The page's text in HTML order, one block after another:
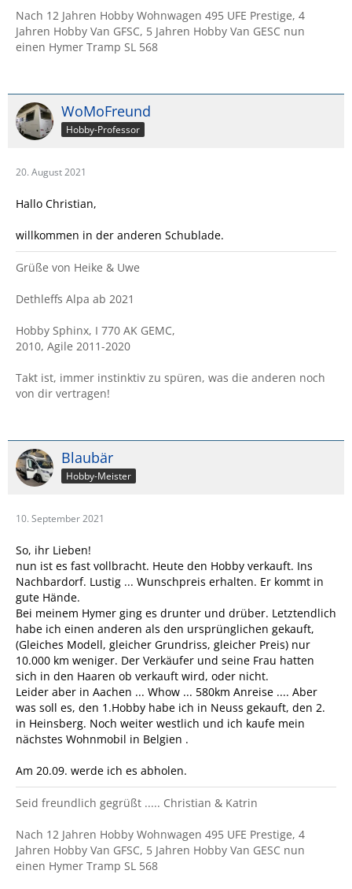
Nach 12 Jahren Hobby Wohnwagen 495 UFE Prestige, 4
Jahren Hobby Van GFSC, 5 Jahren Hobby Van GESC nun
einen Hymer Tramp SL 568
WoMoFreund
Hobby-Professor
20. August 2021
Hallo Christian,
willkommen in der anderen Schublade.
Grüße von Heike & Uwe
Dethleffs Alpa ab 2021
Hobby Sphinx, I 770 AK GEMC,
2010, Agile 2011-2020
Takt ist, immer instinktiv zu spüren, was die anderen noch
von dir vertragen!
Blaubär
Hobby-Meister
10. September 2021
So, ihr Lieben!
nun ist es fast vollbracht. Heute den Hobby verkauft. Ins
Nachbardorf. Lustig ... Wunschpreis erhalten. Er kommt in
gute Hände.
Bei meinem Hymer ging es drunter und drüber. Letztendlich
habe ich einen anderen als den ursprünglichen gekauft,
(Gleiches Modell, gleicher Grundriss, gleicher Preis) nur
10.000 km weniger. Der Verkäufer und seine Frau hatten
sich in den Haaren ob verkauft wird, oder nicht.
Leider aber in Aachen ... Whow ... 580km Anreise .... Aber
was soll es, den 1.Hobby habe ich in Neuss gekauft, den 2.
in Heinsberg. Noch weiter westlich und ich kaufe mein
nächstes Wohnmobil in Belgien .
Am 20.09. werde ich es abholen.
Seid freundlich gegrüßt ..... Christian & Katrin
Nach 12 Jahren Hobby Wohnwagen 495 UFE Prestige, 4
Jahren Hobby Van GFSC, 5 Jahren Hobby Van GESC nun
einen Hymer Tramp SL 568